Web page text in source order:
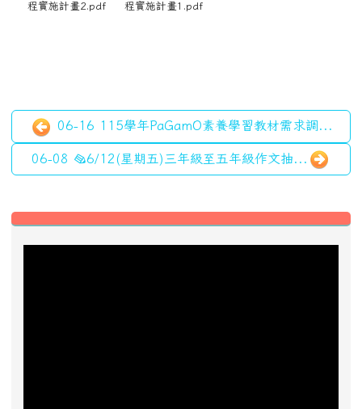
程實施計畫2.pdf
程實施計畫1.pdf
06-16 115學年PaGamO素養學習教材需求調...
06-08 ✎6/12(星期五)三年級至五年級作文抽...
左邊區域內容